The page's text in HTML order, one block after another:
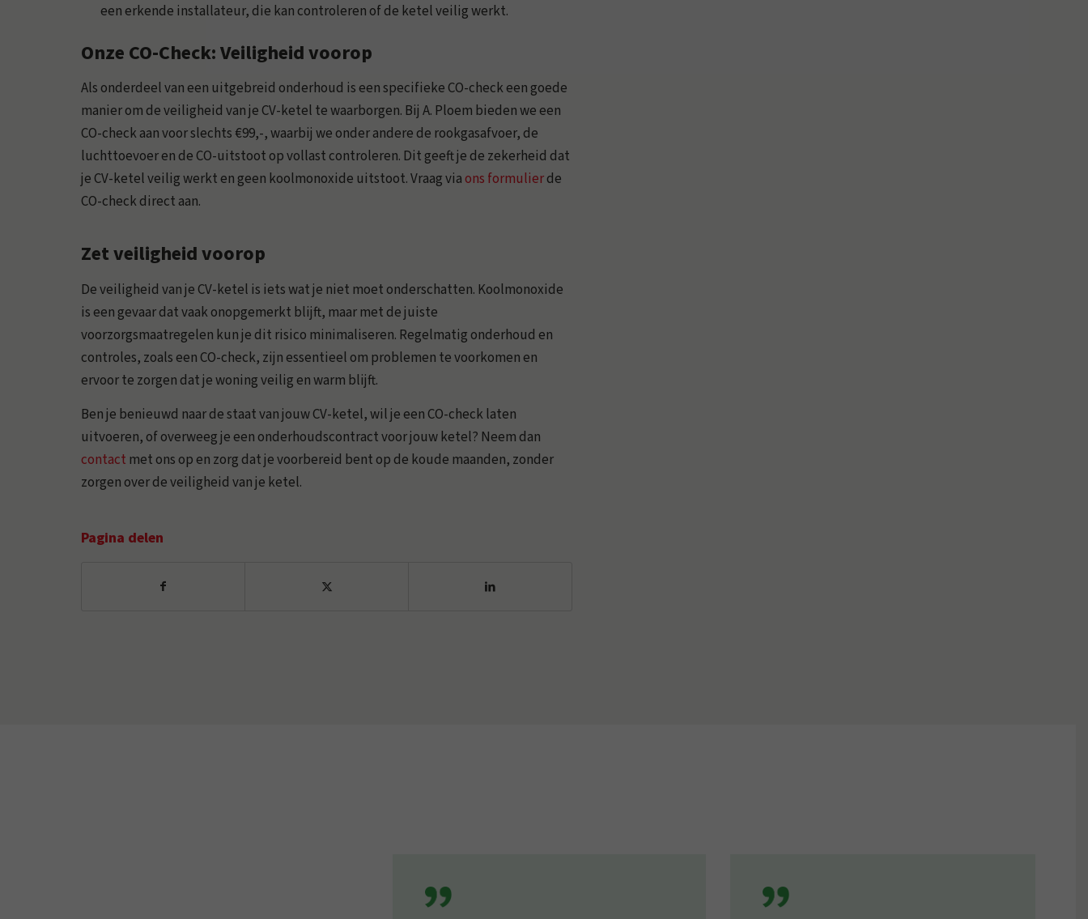
een erkende installateur, die kan controleren of de ketel veilig werkt.
Onze CO-Check: Veiligheid voorop
Als onderdeel van een uitgebreid onderhoud is een specifieke CO-check een goede
manier om de veiligheid van je CV-ketel te waarborgen. Bij A. Ploem bieden we een
CO-check aan voor slechts €99,-, waarbij we onder andere de rookgasafvoer, de
luchttoevoer en de CO-uitstoot op vollast controleren. Dit geeft je de zekerheid dat
je CV-ketel veilig werkt en geen koolmonoxide uitstoot. Vraag viaons formulierde
CO-check direct aan.
Zet veiligheid voorop
De veiligheid van je CV-ketel is iets wat je niet moet onderschatten. Koolmonoxide
is een gevaar dat vaak onopgemerkt blijft, maar met de juiste
voorzorgsmaatregelen kun je dit risico minimaliseren. Regelmatig onderhoud en
controles, zoals een CO-check, zijn essentieel om problemen te voorkomen en
ervoor te zorgen dat je woning veilig en warm blijft.
Ben je benieuwd naar de staat van jouw CV-ketel, wil je een CO-check laten
uitvoeren, of overweeg je een onderhoudscontract voor jouw ketel? Neem dan
contact met ons op en zorg dat je voorbereid bent op de koude maanden, zonder
zorgen over de veiligheid van je ketel.
Pagina delen